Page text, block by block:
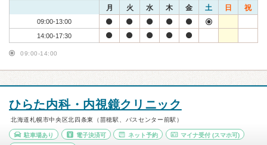
月 火 水 木 金 土 日 祝
09:00-13:00
14:00-17:30
09:00-14:00
ひらた内科・内視鏡クリニック
北海道札幌市中央区北四条東（苗穂駅、バスセンター前駅）
駐車場あり 電子決済可 ネット予約 マイナ受付 (スマホ可)